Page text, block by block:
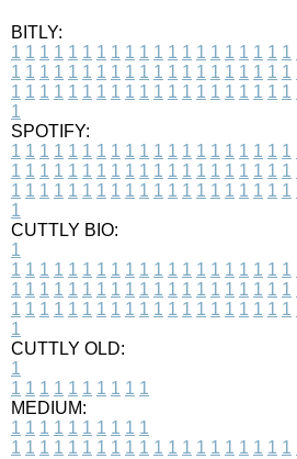
BITLY:
1 1 1 1 1 1 1 1 1 1 1 1 1 1 1 1 1 1 1 1
1 1 1 1 1 1 1 1 1 1 1 1 1 1 1 1 1 1 1 1
1 1 1 1 1 1 1 1 1 1 1 1 1 1 1 1 1 1 1 1
1
SPOTIFY:
1 1 1 1 1 1 1 1 1 1 1 1 1 1 1 1 1 1 1 1
1 1 1 1 1 1 1 1 1 1 1 1 1 1 1 1 1 1 1 1
1 1 1 1 1 1 1 1 1 1 1 1 1 1 1 1 1 1 1 1
1
CUTTLY BIO:
1
1 1 1 1 1 1 1 1 1 1 1 1 1 1 1 1 1 1 1 1
1 1 1 1 1 1 1 1 1 1 1 1 1 1 1 1 1 1 1 1
1 1 1 1 1 1 1 1 1 1 1 1 1 1 1 1 1 1 1 1
1
CUTTLY OLD:
1
1 1 1 1 1 1 1 1 1 1
MEDIUM:
1 1 1 1 1 1 1 1 1 1
1 1 1 1 1 1 1 1 1 1 1 1 1 1 1 1 1 1 1 1